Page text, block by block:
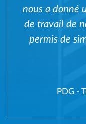
nous a donné
de travail de
permis de
PDG -